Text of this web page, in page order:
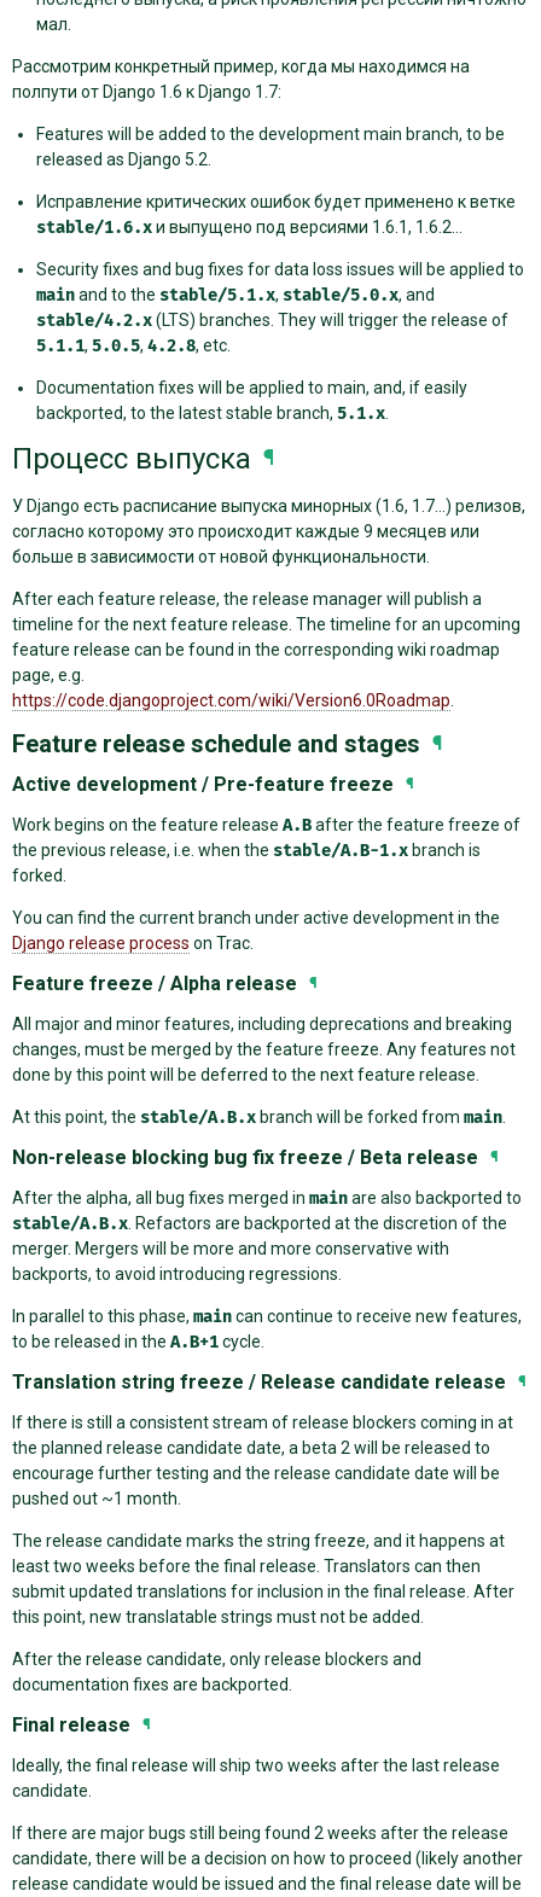
мал.
Рассмотрим конкретный пример, когда мы находимся на
полпути от Django 1.6 к Django 1.7:
Features will be added to the development main branch, to be
released as Django 5.2.
Исправление критических ошибок будет применено к ветке
stable/1.6.xи выпущено под версиями 1.6.1, 1.6.2…
Security fixes and bug fixes for data loss issues will be applied to
mainand to the stable/5.1.x, stable/5.0.x, and
stable/4.2.x(LTS) branches. They will trigger the release of
5.1.1, 5.0.5, 4.2.8, etc.
Documentation fixes will be applied to main, and, if easily
backported, to the latest stable branch, 5.1.x
Процесс выпуска ¶
У Django есть расписание выпуска минорных (1.6, 1.7…) релизов,
согласно которому это происходит каждые 9 месяцев или
больше в зависимости от новой функциональности.
After each feature release, the release manager will publish a
timeline for the next feature release. The timeline for an upcoming
feature release can be found in the corresponding wiki roadmap
page, e.g.
https://code.djangoproject.com/wiki/Version6.0Roadmap.
Feature release schedule and stages ¶
Active development / Pre-feature freeze
¶
Work begins on the feature release A.Bafter the feature freeze of
the previous release, i.e. when the stable/A.B-1.x branch is
forked.
You can find the current branch under active development in the
Django release process on Trac.
Feature freeze / Alpha release ¶
All major and minor features, including deprecations and breaking
changes, must be merged by the feature freeze. Any features not
done by this point will be deferred to the next feature release.
At this point, the stable/A.B.x branch will be forked from main.
Non-release blocking bug fix freeze / Beta release ¶
After the alpha, all bug fixes merged in mainare also backported to
stable/A.B.x. Refactors are backported at the discretion of the
merger. Mergers will be more and more conservative with
backports, to avoid introducing regressions.
In parallel to this phase, maincan continue to receive new features,
to be released in the A.B+1cycle.
Translation string freeze / Release candidate release ¶
If there is still a consistent stream of release blockers coming in at
the planned release candidate date, a beta 2 will be released to
encourage further testing and the release candidate date will be
pushed out ~1 month.
The release candidate marks the string freeze, and it happens at
least two weeks before the final release. Translators can then
submit updated translations for inclusion in the final release. After
this point, new translatable strings must not be added.
After the release candidate, only release blockers and
documentation fixes are backported.
Final release ¶
Ideally, the final release will ship two weeks after the last release
candidate.
If there are major bugs still being found 2 weeks after the release
candidate, there will be a decision on how to proceed (likely another
release candidate would be issued and the final release date will be